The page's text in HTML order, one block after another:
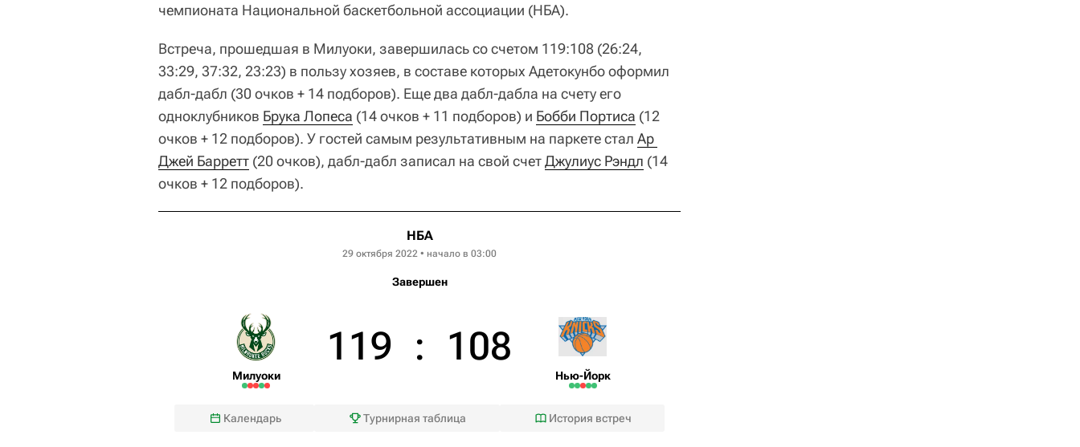
чемпионата Национальной баскетбольной ассоциации (НБА).
Встреча, прошедшая в Милуоки, завершилась со счетом 119:108 (26:24,
33:29, 37:32, 23:23) в пользу хозяев, в составе которых Адетокунбо оформил
дабл-дабл (30 очков + 14 подборов). Еще два дабл-дабла на счету его
одноклубников Брука Лопеса (14 очков + 11 подборов) и Бобби Портиса (12
очков + 12 подборов). У гостей самым результативным на паркете стал Ар
Джей Барретт (20 очков), дабл-дабл записал на свой счетДжулиус Рэндл (14
очков + 12 подборов).
НБА
29 октября 2022 • начало в 03:00
Завершен
Милуоки
119 : 108
Нью-Йорк
Календарь Турнирная таблица История встреч